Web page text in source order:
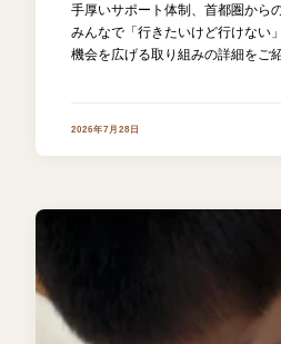
手厚いサポート体制、首都圏から
みんなで「行きたいけど行けない
機会を広げる取り組みの詳細をご
2026年7月28日